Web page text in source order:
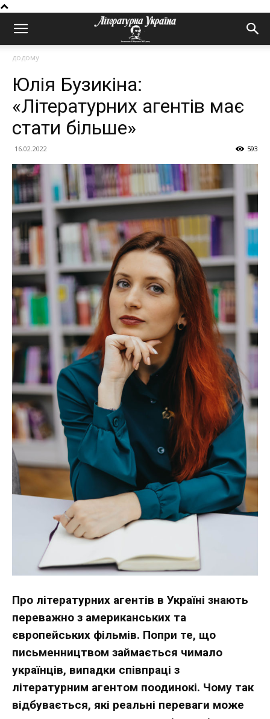
додому
Юлія Бузикіна:
«Літературних агентів має
стати більше»
16.02.2022 593
Про літературних агентів в Україні знають
переважно з американських та
європейських фільмів. Попри те, що
письменництвом займається чимало
українців, випадки співпраці з
літературним агентом поодинокі. Чому так
відбувається, які реальні переваги може